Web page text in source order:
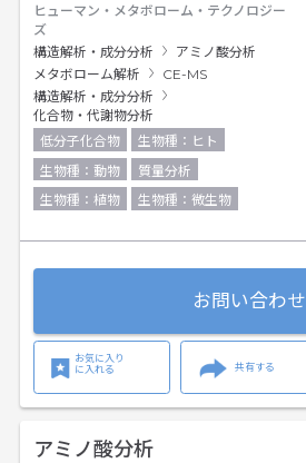
ヒューマン・メタボローム・テクノロジー
ズ
構造解析・成分分析
アミノ酸分析
メタボローム解析
CE-MS
構造解析・成分分析
化合物・代謝物分析
低分子化合物
生物種：ヒト
生物種：動物
質量分析
生物種：植物
生物種：微生物
お問い合わせ
お気に入り
に入れる
共有する
アミノ酸分析